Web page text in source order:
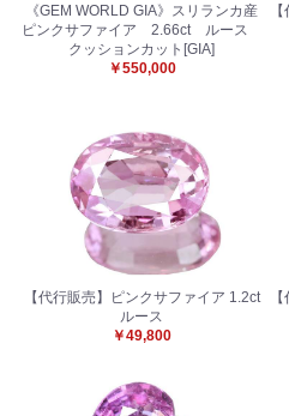
《GEM WORLD GIA》スリランカ産
ピンクサファイア 2.66ct ルース
クッションカット[GIA]
￥550,000
【代行販売】ピンクサファイア 1.2ct
ルース
￥49,800
お買い物を続ける